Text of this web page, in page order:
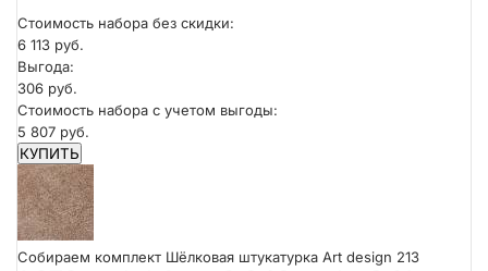
Стоимость набора без скидки:
6 113 руб.
Выгода:
306 руб.
Стоимость набора с учетом выгоды:
5 807 руб.
КУПИТЬ
Собираем комплект Шёлковая штукатурка Art design 213